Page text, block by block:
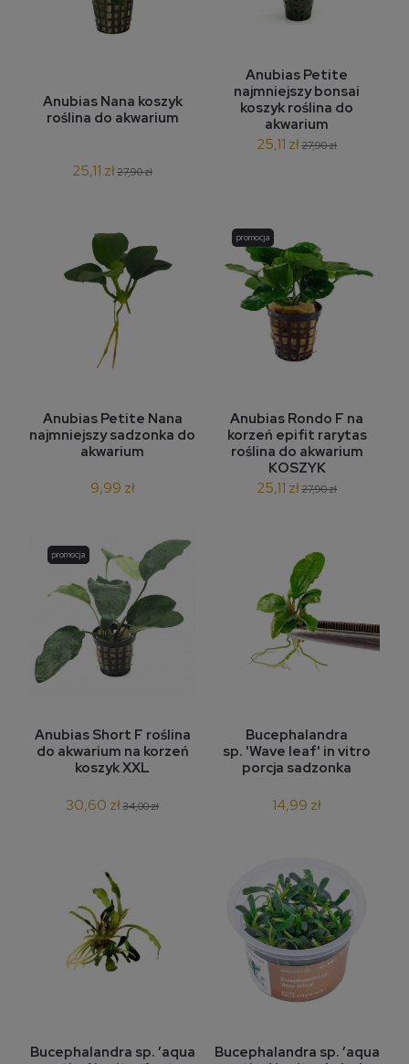
Anubias Nana koszyk
roślina do akwarium
25,11 zł27,90 zł
Anubias Petite
najmniejszy bonsai
koszyk roślina do
akwarium
25,11 zł27,90 zł
Anubias Petite Nana
najmniejszy sadzonka do
akwarium
9,99 zł
Anubias Rondo F na
korzeń epifit rarytas
roślina do akwarium
KOSZYK
25,11 zł27,90 zł
promocja
Anubias Short F roślina
do akwarium na korzeń
koszyk XXL
30,60 zł34,00 zł
promocja
Bucephalandra
sp. 'Wave leaf' in vitro
porcja sadzonka
14,99 zł
Bucephalandra sp. ’aqua
Bucephalandra sp. ’aqua